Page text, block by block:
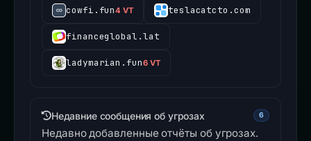
cowfi.fun4 VT teslacatcto.com
financeglobal.lat
ladymarian.fun6 VT
Недавние сообщения об угрозах 6
Недавно добавленные отчёты об угрозах.